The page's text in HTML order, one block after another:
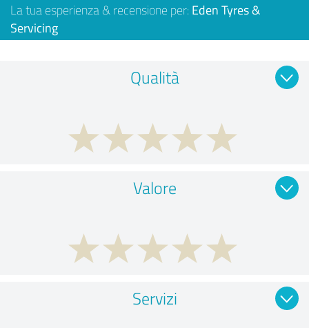
La tua esperienza & recensione per: Eden Tyres &
Servicing
Qualità
Valore
Servizi